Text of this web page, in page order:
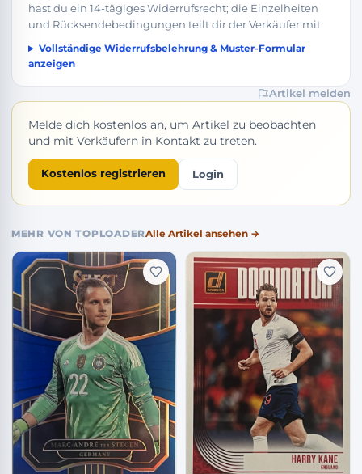
hast du ein 14-tägiges Widerrufsrecht; die Einzelheiten
und Rücksendebedingungen teilt dir der Verkäufer mit.
Vollständige Widerrufsbelehrung & Muster-Formular
anzeigen
Artikel melden
Melde dich kostenlos an, um Artikel zu beobachten
und mit Verkäufern in Kontakt zu treten.
Kostenlos registrieren Login
MEHR VON TOPLOADERAlle Artikel ansehen →